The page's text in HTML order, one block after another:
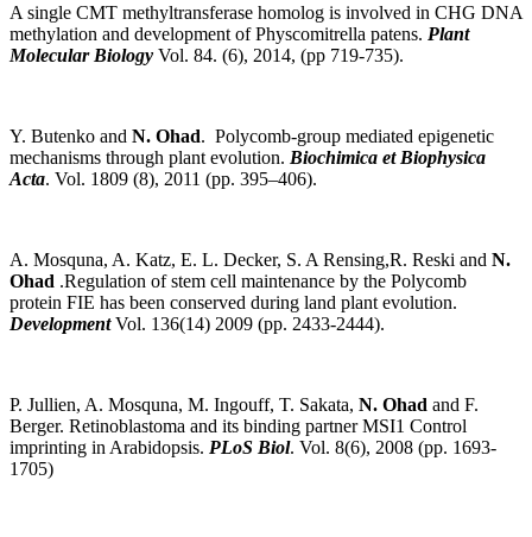
A single CMT methyltransferase homolog is involved in CHG DNA
methylation and development of Physcomitrella patens. Plant
Molecular Biology Vol. 84. (6), 2014, (pp 719-735).
Y. Butenko and N. Ohad. Polycomb-group mediated epigenetic
mechanisms through plant evolution. Biochimica et Biophysica
Acta. Vol. 1809 (8), 2011 (pp. 395–406).
A. Mosquna, A. Katz, E. L. Decker, S. A Rensing,R. Reski and N.
Ohad .Regulation of stem cell maintenance by the Polycomb
protein FIE has been conserved during land plant evolution.
DevelopmentVol. 136(14) 2009 (pp. 2433-2444).
P. Jullien, A. Mosquna, M. Ingouff, T. Sakata, N. Ohad and F.
Berger. Retinoblastoma and its binding partner MSI1 Control
imprinting in Arabidopsis. PLoS Biol. Vol. 8(6), 2008 (pp. 1693-
1705)